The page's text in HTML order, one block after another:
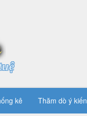
kê Thăm dò ý kiến